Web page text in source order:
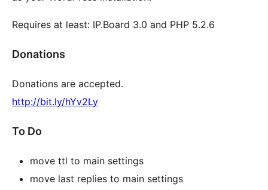
Requires at least: IP.Board 3.0 and PHP 5.2.6
Donations
Donations are accepted.
http://bit.ly/hYv2Ly
To Do
move ttl to main settings
move last replies to main settings